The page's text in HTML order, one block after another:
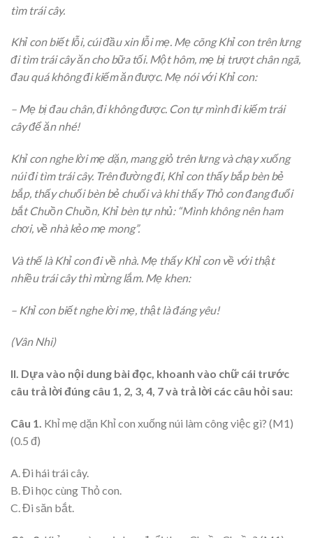
tìm trái cây.
Khỉ con biết lỗi, cúi đầu xin lỗi mẹ. Mẹ cõng Khỉ con trên lưng
đi tìm trái cây ăn cho bữa tối. Một hôm, mẹ bị trượt chân ngã,
đau quá không đi kiếm ăn được. Mẹ nói với Khỉ con:
– Mẹ bị đau chân, đi không được. Con tự mình đi kiếm trái
cây để ăn nhé!
Khỉ con nghe lời mẹ dặn, mang giỏ trên lưng và chạy xuống
núi đi tìm trái cây. Trên đường đi, Khỉ con thấy bắp bèn bẻ
bắp, thấy chuối bèn bẻ chuối và khi thấy Thỏ con đang đuổi
bắt Chuồn Chuồn, Khỉ bèn tự nhủ: “Mình không nên ham
chơi, về nhà kẻo mẹ mong”.
Và thế là Khỉ con đi về nhà. Mẹ thấy Khỉ con về với thật
nhiều trái cây thì mừng lắm. Mẹ khen:
– Khỉ con biết nghe lời mẹ, thật là đáng yêu!
(Vân Nhi)
II. Dựa vào nội dung bài đọc, khoanh vào chữ cái trước
câu trả lời đúng câu 1, 2, 3, 4, 7 và trả lời các câu hỏi sau:
Câu 1. Khỉ mẹ dặn Khỉ con xuống núi làm công việc gì? (M1)
(0.5 đ)
A. Đi hái trái cây.
B. Đi học cùng Thỏ con.
C. Đi săn bắt.